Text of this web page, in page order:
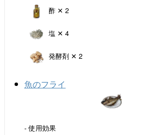
酢 ✕ 2
塩 ✕ 4
発酵剤 ✕ 2
魚のフライ
- 使用効果